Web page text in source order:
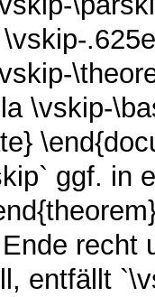
\vskip-
ggf. in
recht
entfällt